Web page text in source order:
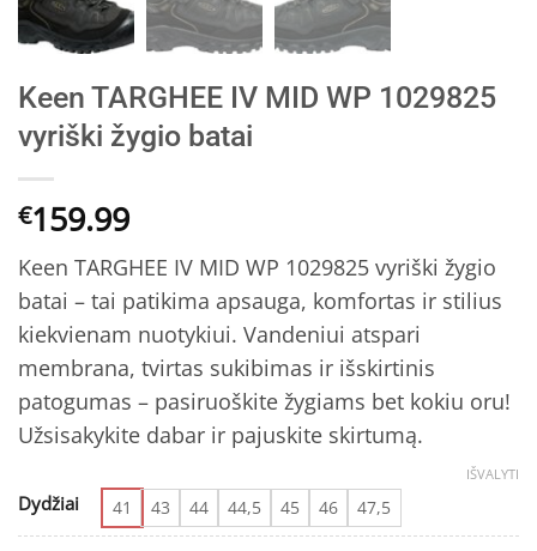
Keen TARGHEE IV MID WP 1029825
vyriški žygio batai
€159.99
Keen TARGHEE IV MID WP 1029825 vyriški žygio
batai – tai patikima apsauga, komfortas ir stilius
kiekvienam nuotykiui. Vandeniui atspari
membrana, tvirtas sukibimas ir išskirtinis
patogumas – pasiruoškite žygiams bet kokiu oru!
Užsisakykite dabar ir pajuskite skirtumą.
Dydžiai 41 43 44 44,5 45 46 47,5
IŠVALYTI